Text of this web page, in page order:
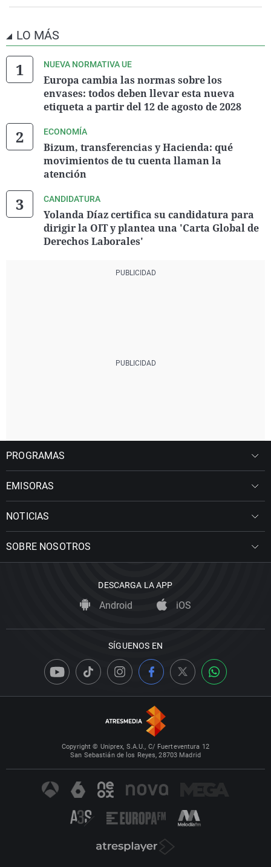
LO MÁS
NUEVA NORMATIVA UE
Europa cambia las normas sobre los
envases: todos deben llevar esta nueva
etiqueta a partir del 12 de agosto de 2028
ECONOMÍA
Bizum, transferencias y Hacienda: qué
movimientos de tu cuenta llaman la
atención
CANDIDATURA
Yolanda Díaz certifica su candidatura para
dirigir la OIT y plantea una 'Carta Global de
Derechos Laborales'
PROGRAMAS
EMISORAS
NOTICIAS
SOBRE NOSOTROS
DESCARGA LA APP
Android iOS
SÍGUENOS EN
Copyright © Uniprex, S.A.U., C/ Fuerteventura 12
San Sebastián de los Reyes, 28703 Madrid